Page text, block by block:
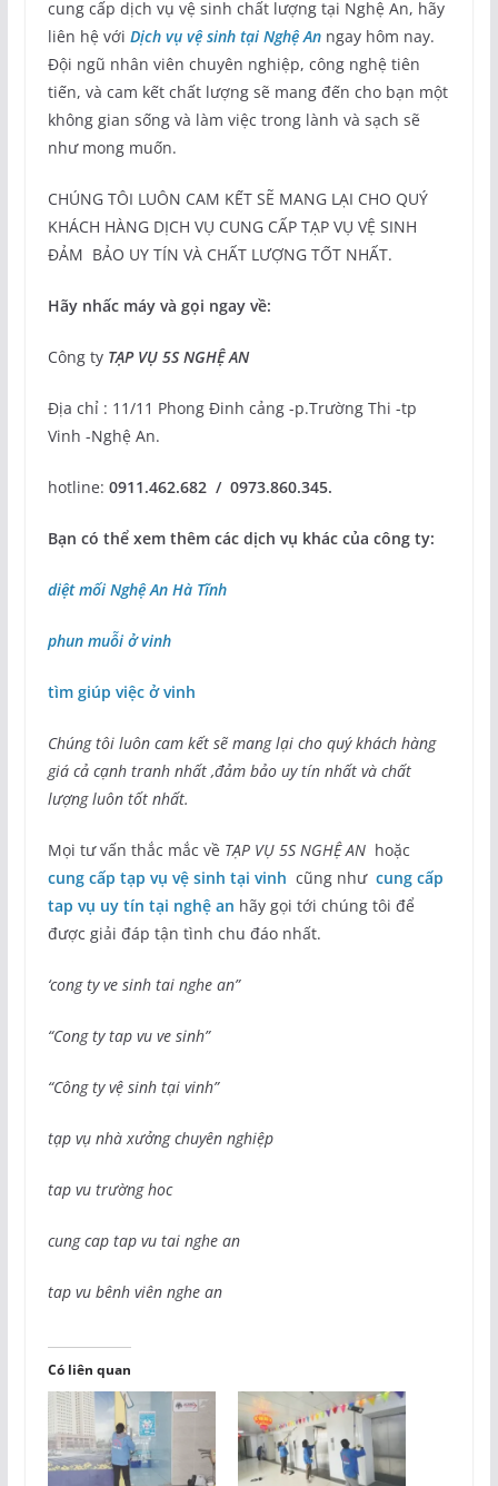
cung cấp dịch vụ vệ sinh chất lượng tại Nghệ An, hãy
liên hệ với Dịch vụ vệ sinh tại Nghệ An ngay hôm nay.
Đội ngũ nhân viên chuyên nghiệp, công nghệ tiên
tiến, và cam kết chất lượng sẽ mang đến cho bạn một
không gian sống và làm việc trong lành và sạch sẽ
như mong muốn.
CHÚNG TÔI LUÔN CAM KẾT SẼ MANG LẠI CHO QUÝ
KHÁCH HÀNG DỊCH VỤ CUNG CẤP TẠP VỤ VỆ SINH
ĐẢM BẢO UY TÍN VÀ CHẤT LƯỢNG TỐT NHẤT.
Hãy nhấc máy và gọi ngay về:
Công ty TẠP VỤ 5S NGHỆ AN
Địa chỉ : 11/11 Phong Đinh cảng -p.Trường Thi -tp
Vinh -Nghệ An.
hotline: 0911.462.682 / 0973.860.345.
Bạn có thể xem thêm các dịch vụ khác của công ty:
diệt mối Nghệ An Hà Tĩnh
phun muỗi ở vinh
tìm giúp việc ở vinh
Chúng tôi luôn cam kết sẽ mang lại cho quý khách hàng
giá cả cạnh tranh nhất ,đảm bảo uy tín nhất và chất
lượng luôn tốt nhất.
Mọi tư vấn thắc mắc về TẠP VỤ 5S NGHỆ AN hoặc
cung cấp tạp vụ vệ sinh tại vinh cũng như cung cấp
tap vụ uy tín tại nghệ an hãy gọi tới chúng tôi để
được giải đáp tận tình chu đáo nhất.
‘cong ty ve sinh tai nghe an”
“Cong ty tap vu ve sinh”
“Công ty vệ sinh tại vinh”
tạp vụ nhà xưởng chuyên nghiệp
tap vu trường hoc
cung cap tap vu tai nghe an
tap vu bênh viên nghe an
Có liên quan